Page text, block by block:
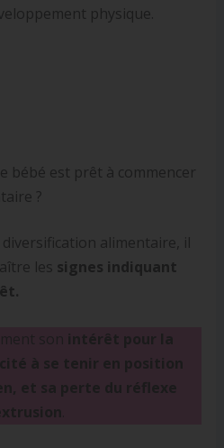
physique.
bébé est prêt à commencer
?
alimentaire, il
les signes indiquant